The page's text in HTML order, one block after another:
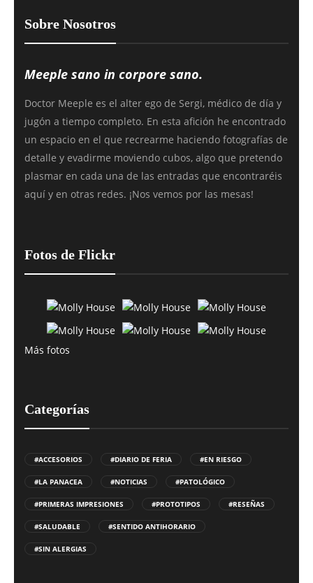
Sobre Nosotros
Meeple sano in corpore sano.
Doctor Meeple es el alter ego de Sergi, médico de día y
jugón a tiempo completo. En esta afición he encontrado
un espacio en el que recrearme haciendo fotografías de
detalle y evadirme moviendo cubos, algo que pretendo
plasmar en cada una de las entradas que encontraréis
aquí y en otras redes. ¡Nos vemos por las mesas!
Fotos de Flickr
Más fotos
Categorías
#ACCESORIOS #DIARIO DE FERIA #EN RIESGO
#LA PANACEA #NOTICIAS #PATOLÓGICO
#PRIMERAS IMPRESIONES #PROTOTIPOS #RESEÑAS
#SALUDABLE #SENTIDO ANTIHORARIO
#SIN ALERGIAS